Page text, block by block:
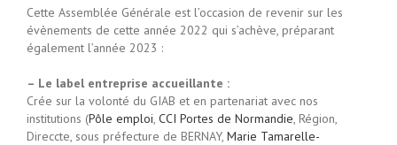
Cette Assemblée Générale est l’occasion de revenir sur les
évènements de cette année 2022 qui s’achève, préparant
également l’année 2023 :
– Le label entreprise accueillante :
Crée sur la volonté du GIAB et en partenariat avec nos
institutions (Pôle emploi, CCI Portes de Normandie, Région,
Direccte, sous préfecture de BERNAY, Marie Tamarelle-